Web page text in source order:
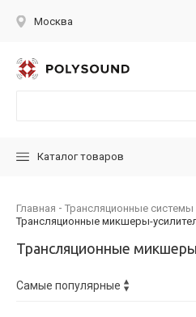
Москва
Каталог товаров
Главная
Трансляционные
Трансляционные микшеры-
Трансляционные